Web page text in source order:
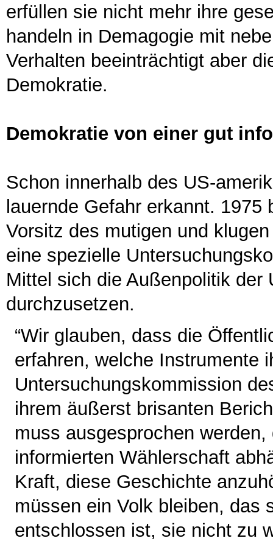
erfüllen sie nicht mehr ihre
handeln in Demagogie mit
Verhalten beeinträchtigt aber
Demokratie.
Demokratie von einer gut
Schon innerhalb des US-
lauernde Gefahr erkannt.
Vorsitz des mutigen und
eine spezielle
Mittel sich die Außenpolitik der
durchzusetzen.
“Wir glauben, dass die
erfahren, welche Instrumente
Untersuchungskommission
ihrem äußerst brisanten
muss ausgesprochen
informierten Wählerschaft
Kraft, diese Geschichte
müssen ein Volk bleiben, das
entschlossen ist, sie nicht zu